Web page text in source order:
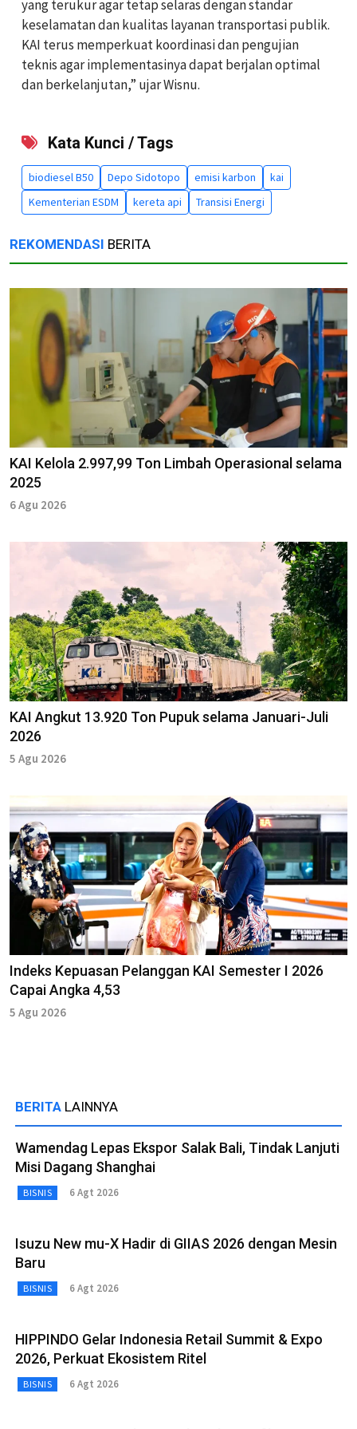
yang terukur agar tetap selaras dengan standar
keselamatan dan kualitas layanan transportasi publik.
KAI terus memperkuat koordinasi dan pengujian
teknis agar implementasinya dapat berjalan optimal
dan berkelanjutan,” ujar Wisnu.
Kata Kunci / Tags
biodiesel B50 Depo Sidotopo emisi karbon
kai
Kementerian ESDM
kereta api Transisi Energi
REKOMENDASI BERITA
KAI Kelola 2.997,99 Ton Limbah Operasional selama
2025
6 Agu 2026
KAI Angkut 13.920 Ton Pupuk selama Januari-Juli
2026
5 Agu 2026
Indeks Kepuasan Pelanggan KAI Semester I 2026
Capai Angka 4,53
5 Agu 2026
BERITA LAINNYA
Wamendag Lepas Ekspor Salak Bali, Tindak Lanjuti
Misi Dagang Shanghai
BISNIS 6 Agt 2026
Isuzu New mu-X Hadir di GIIAS 2026 dengan Mesin
Baru
BISNIS 6 Agt 2026
HIPPINDO Gelar Indonesia Retail Summit & Expo
2026, Perkuat Ekosistem Ritel
BISNIS 6 Agt 2026